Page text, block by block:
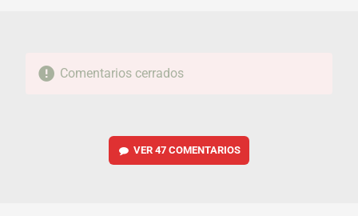
Comentarios cerrados
VER 47 COMENTARIOS